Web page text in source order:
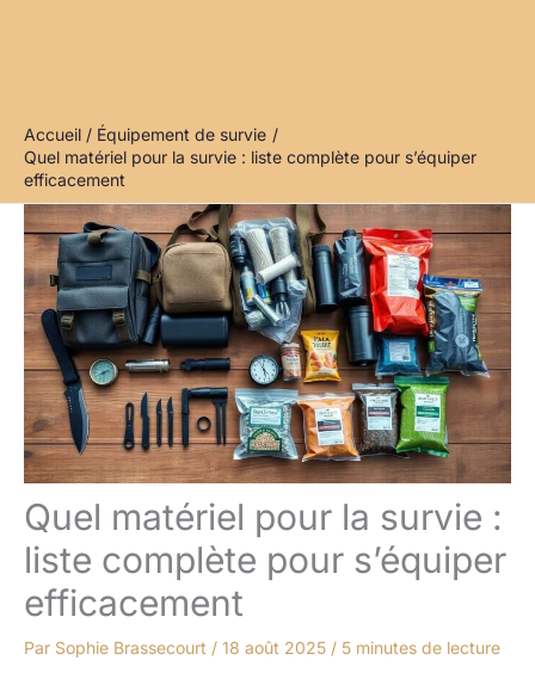
Accueil
Équipement de survie
Quel matériel pour la survie : liste complète pour s’équiper
efficacement
Quel matériel pour la survie :
liste complète pour s’équiper
efficacement
Par Sophie Brassecourt / 18 août 2025 / 5 minutes de lecture